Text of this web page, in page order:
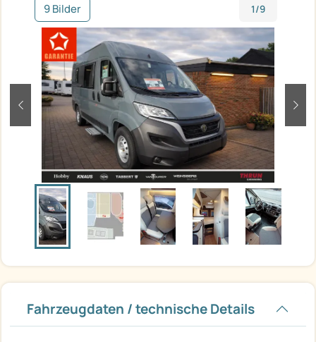
9 Bilder 1/9
zurück
Fahrzeugdaten / technische Details